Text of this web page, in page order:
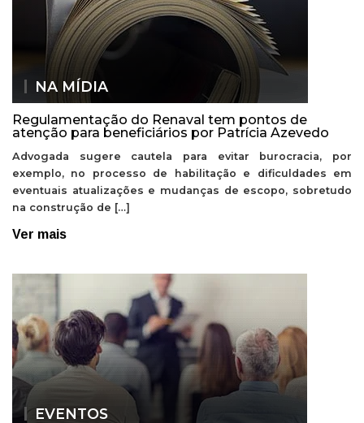
NA MÍDIA
Regulamentação do Renaval tem pontos de
atenção para beneficiários por Patrícia Azevedo
Advogada sugere cautela para evitar burocracia, por
exemplo, no processo de habilitação e dificuldades em
eventuais atualizações e mudanças de escopo, sobretudo
na construção de […]
Ver mais
EVENTOS